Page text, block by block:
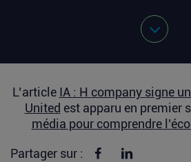
L’article IA : H company signe
United est apparu en premier
média pour comprendre
Partager sur : Partager sur Facebook